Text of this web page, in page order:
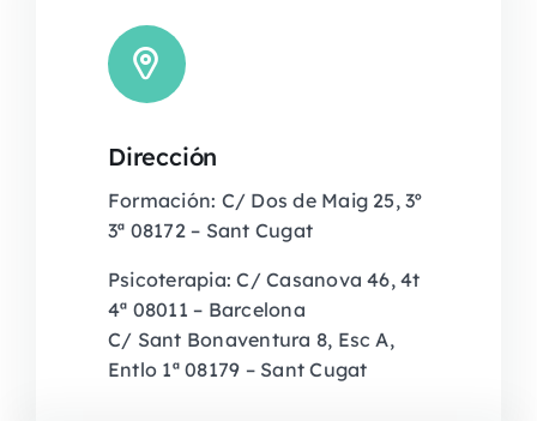
Dirección
Formación: C/ Dos de Maig 25, 3º
3ª 08172 – Sant Cugat
Psicoterapia: C/ Casanova 46, 4t
4ª 08011 – Barcelona
C/ Sant Bonaventura 8, Esc A,
Entlo 1ª 08179 – Sant Cugat